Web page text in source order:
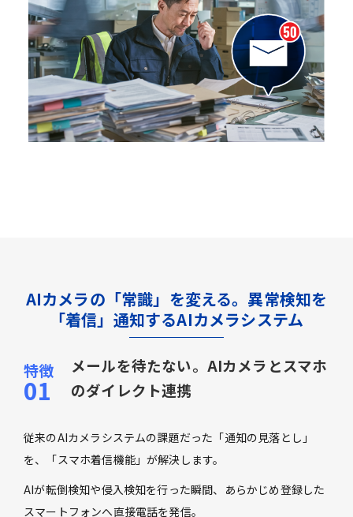
AIカメラの「常識」を変える。異常検知を
「着信」通知するAIカメラシステム
メールを待たない。AIカメラとスマホ
のダイレクト連携
従来のAIカメラシステムの課題だった「通知の見落とし」
を、「スマホ着信機能」が解決します。
AIが転倒検知や侵入検知を行った瞬間、あらかじめ登録した
スマートフォンへ直接電話を発信。